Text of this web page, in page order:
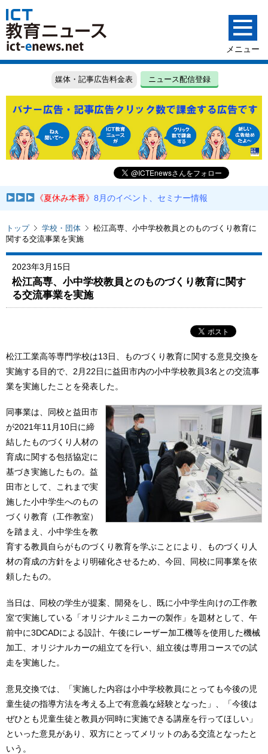
媒体・記事広告料金表 ニュース配信登録
《夏休み本番》8月のイベント、セミナー情報
トップ 学校・団体
松江高専、小中学校教員とのものづくり教育に
関する交流事業を実施
2023年3月15日
松江高専、小中学校教員とのものづくり教育に関す
る交流事業を実施
松江工業高等専門学校は13日、ものづくり教育に関する意見交換を
実施する目的で、2月22日に益田市内の小中学校教員3名との交流事
業を実施したことを発表した。
同事業は、同校と益田市
が2021年11月10日に締
結したものづくり人材の
育成に関する包括協定に
基づき実施したもの。益
田市として、これまで実
施した小中学生へのもの
づくり教育（工作教室）
を踏まえ、小中学生を教
育する教員自らがものづくり教育を学ぶことにより、ものづくり人
材の育成の方針をより明確化させるため、今回、同校に同事業を依
頼したもの。
当日は、同校の学生が提案、開発をし、既に小中学生向けの工作教
室で実施している「オリジナルミニカーの製作」を題材として、午
前中に3DCADによる設計、午後にレーザー加工機等を使用した機械
加工、オリジナルカーの組立てを行い、組立後は専用コースでの試
走を実施した。
意見交換では、「実施した内容は小中学校教員にとっても今後の児
童生徒の指導方法を考える上で有意義な経験となった」、「今後は
ぜひとも児童生徒と教員が同時に実施できる講座を行ってほしい」
といった意見があり、双方にとってメリットのある交流となったと
いう。